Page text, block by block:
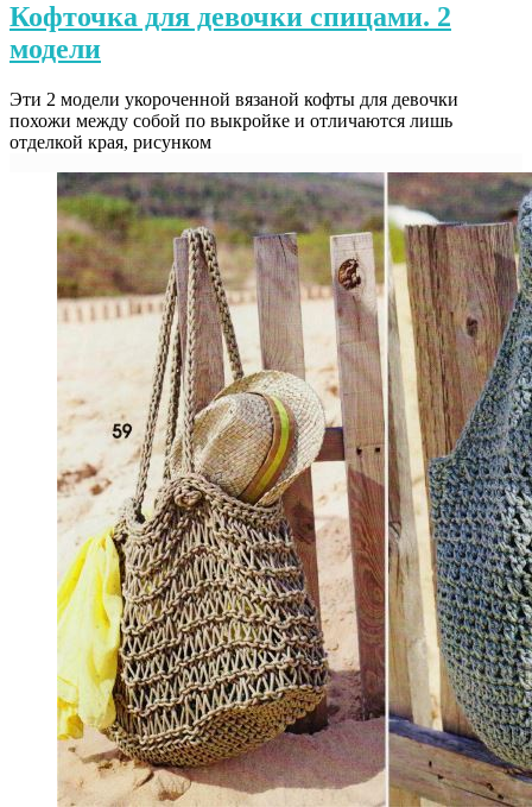
Кофточка для девочки спицами. 2
модели
Эти 2 модели укороченной вязаной кофты для девочки
похожи между собой по выкройке и отличаются лишь
отделкой края, рисунком